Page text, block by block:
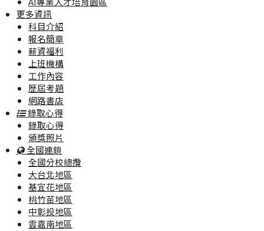
AI專業人才培育園區
更多資訊
科目介紹
報名簡章
薪資福利
上班機構
工作內容
歷屆考題
網路書店
錄取心得
錄取心得
頒獎照片
全國連鎖
全國分校總攬
大台北地區
基宜花地區
桃竹苗地區
中彰投地區
雲嘉南地區